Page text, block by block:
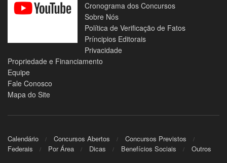
Cronograma dos Concursos
Sobre Nós
Política de Verificação de Fatos
Príncipios Editorais
Privacidade
Propriedade e Financiamento
Equipe
Fale Conosco
Mapa do Site
Calendário Concursos Abertos
Concursos Previstos
Federais
Por Área Dicas Benefícios Sociais Outros